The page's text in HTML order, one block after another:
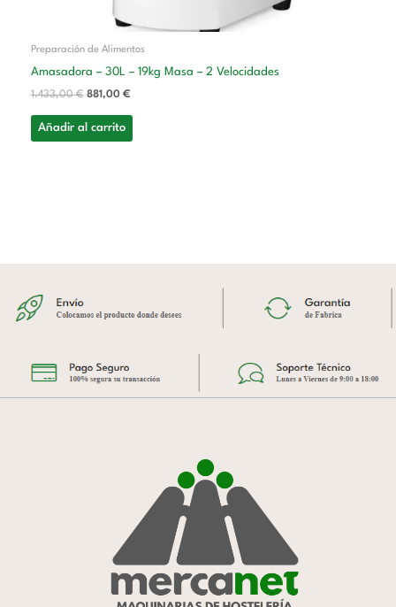
Preparación de Alimentos
Amasadora – 30L – 19kg Masa – 2 Velocidades
1.433,00€ 881,00 €
Añadir al carrito